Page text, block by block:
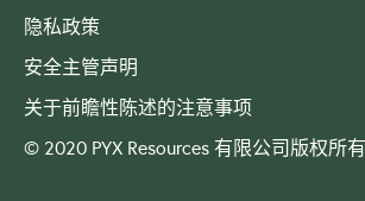
隐私政策
安全主管声明
关于前瞻性陈述的注意事项
© 2020 PYX Resources 有限公司版权所有